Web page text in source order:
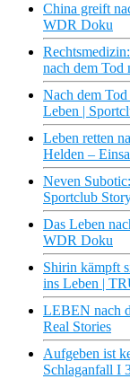
China greift
WDR Doku
nach dem Tod
Nach dem
Leben |
Leben retten
Helden –
Neven
Sportclub
Das Leben
WDR Doku
Shirin kämpft
ins Leben |
LEBEN nach
Real Stories
Aufgeben ist
Schlaganfall I